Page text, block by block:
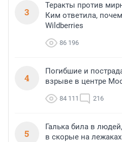
3
Теракты против
Ким ответила,
Wildberries
86 196
4
Погибшие и
взрыве в центре
84 111 216
5
Галька била в
в скорые на